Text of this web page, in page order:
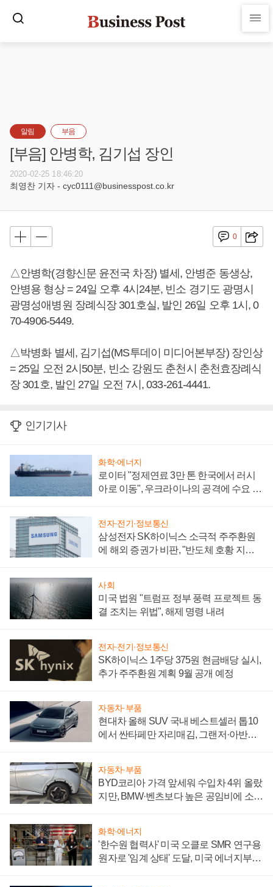
알림 부음
[부음] 안병학, 김기섭 장인
2020-02-25 18:46:20
최영찬 기자 - cyc0111@businesspost.co.kr
0
△안병학(경향신문 윤전국 차장) 별세, 안병준 동생상,
안병용 형상 = 24일 오후 4시24분, 빈소 경기도 광명시
광명성애병원 장례식장 301호실, 발인 26일 오후 1시, 0
70-4906-5449.
△박병화 별세, 김기섭(MS투데이 미디어본부장) 장인상
= 25일 오전 2시50분, 빈소 강원도 춘천시 춘천효장례식
장 301호, 발인 27일 오전 7시, 033-261-4441.
인기기사
화학·에너지
로이터 "정제연료 3만 톤 한국에서 러시
아로 이동", 우크라이나의 공격에 수요 늘
전자·전기·정보통신
삼성전자 SK하이닉스 소극적 주주환원
에 해외 증권가 비판, "반도체 호황 지속
사회
미국 법원 "트럼프 정부 풍력 프로젝트 동
결 조치는 위법", 해제 명령 내려
전자·전기·정보통신
SK하이닉스 1주당 375원 현금배당 실시,
추가 주주환원 계획 9월 공개 예정
자동차·부품
현대차 올해 SUV 국내 베스트셀러 톱10
에서 싼타페만 자리매김, 그랜저·아반떼
자동차·부품
BYD코리아 가격 앞세워 수입차 4위 올랐
지만, BMW·벤츠보다 높은 공임비에 소비
화학·에너지
'한수원 협력사' 미국 오클로 SMR 연구용
원자로 '임계 상태' 도달, 미국 에너지부